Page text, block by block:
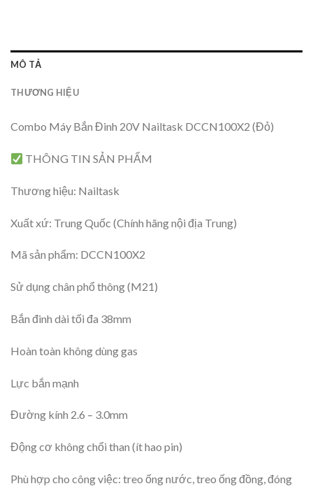
MÔ TẢ
THƯƠNG HIỆU
Combo Máy Bắn Đinh 20V Nailtask DCCN100X2 (Đỏ)
THÔNG TIN SẢN PHẨM
Thương hiệu: Nailtask
Xuất xứ: Trung Quốc (Chính hãng nội địa Trung)
Mã sản phẩm: DCCN100X2
Sử dụng chân phổ thông (M21)
Bắn đinh dài tối đa 38mm
Hoàn toàn không dùng gas
Lực bắn mạnh
Đường kính 2.6 – 3.0mm
Động cơ không chổi than (ít hao pin)
Phù hợp cho công việc: treo ống nước, treo ống đồng, đóng